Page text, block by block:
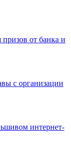
от банка и
с организации
интернет-